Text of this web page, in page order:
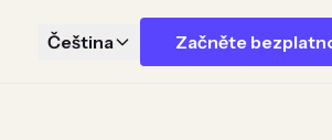
Čeština Začněte